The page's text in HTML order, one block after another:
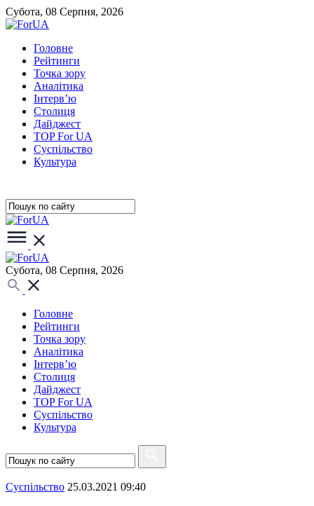
Субота, 08 Серпня, 2026
Головне
Рейтинги
Точка зору
Аналітика
Інтерв’ю
Столиця
Дайджест
TOP For UA
Суспiльство
Культура
Субота, 08 Серпня, 2026
Головне
Рейтинги
Точка зору
Аналітика
Інтерв’ю
Столиця
Дайджест
TOP For UA
Суспiльство
Культура
Суспiльство 25.03.2021 09:40